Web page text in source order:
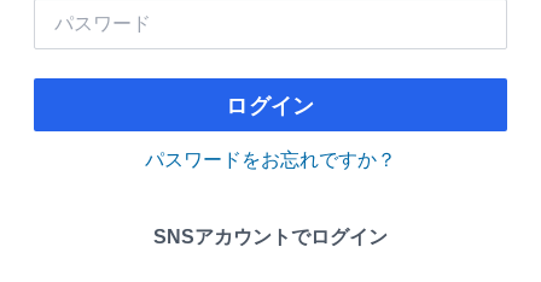
ログイン
パスワードをお忘れですか？
SNSアカウントでログイン